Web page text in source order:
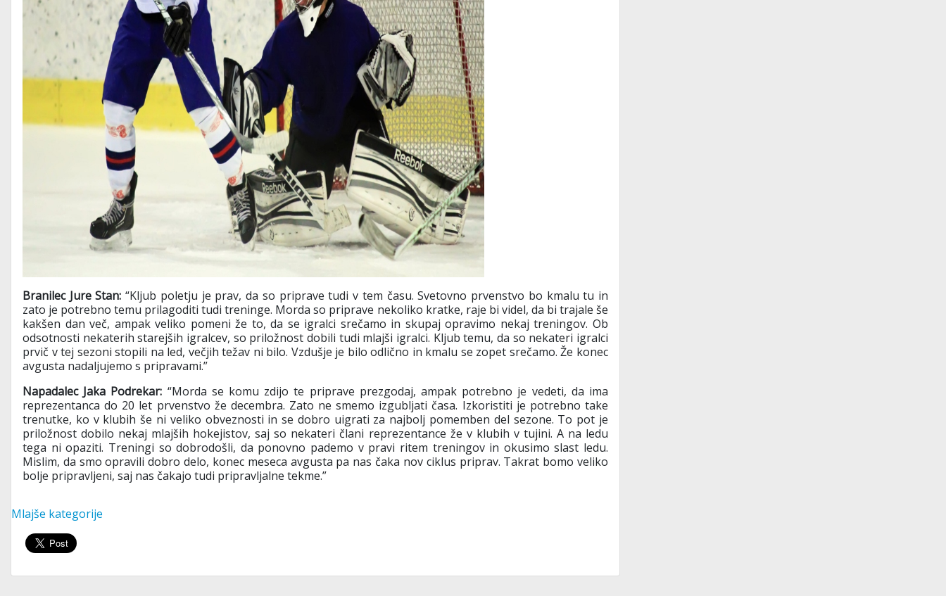
Branilec Jure Stan: “Kljub poletju je prav, da so priprave tudi v tem času. Svetovno prvenstvo bo kmalu tu in
zato je potrebno temu prilagoditi tudi treninge. Morda so priprave nekoliko kratke, raje bi videl, da bi trajale še
kakšen dan več, ampak veliko pomeni že to, da se igralci srečamo in skupaj opravimo nekaj treningov. Ob
odsotnosti nekaterih starejših igralcev, so priložnost dobili tudi mlajši igralci. Kljub temu, da so nekateri igralci
prvič v tej sezoni stopili na led, večjih težav ni bilo. Vzdušje je bilo odlično in kmalu se zopet srečamo. Že konec
avgusta nadaljujemo s pripravami.”
Napadalec Jaka Podrekar: “Morda se komu zdijo te priprave prezgodaj, ampak potrebno je vedeti, da ima
reprezentanca do 20 let prvenstvo že decembra. Zato ne smemo izgubljati časa. Izkoristiti je potrebno take
trenutke, ko v klubih še ni veliko obveznosti in se dobro uigrati za najbolj pomemben del sezone. To pot je
priložnost dobilo nekaj mlajših hokejistov, saj so nekateri člani reprezentance že v klubih v tujini. A na ledu
tega ni opaziti. Treningi so dobrodošli, da ponovno pademo v pravi ritem treningov in okusimo slast ledu.
Mislim, da smo opravili dobro delo, konec meseca avgusta pa nas čaka nov ciklus priprav. Takrat bomo veliko
bolje pripravljeni, saj nas čakajo tudi pripravljalne tekme.”
Mlajše kategorije